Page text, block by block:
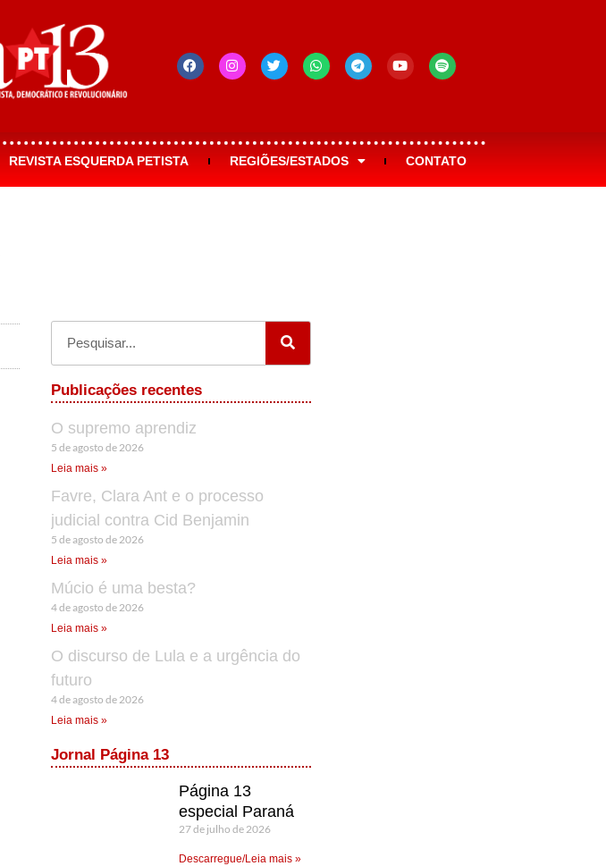
REVISTA ESQUERDA PETISTA REGIÕES/ESTADOS CONTATO
Publicações recentes
O supremo aprendiz
5 de agosto de 2026
Leia mais »
Favre, Clara Ant e o processo
judicial contra Cid Benjamin
5 de agosto de 2026
Leia mais »
Múcio é uma besta?
4 de agosto de 2026
Leia mais »
O discurso de Lula e a urgência do
futuro
4 de agosto de 2026
Leia mais »
Jornal Página 13
Página 13
especial Paraná
27 de julho de 2026
Descarregue/Leia mais »